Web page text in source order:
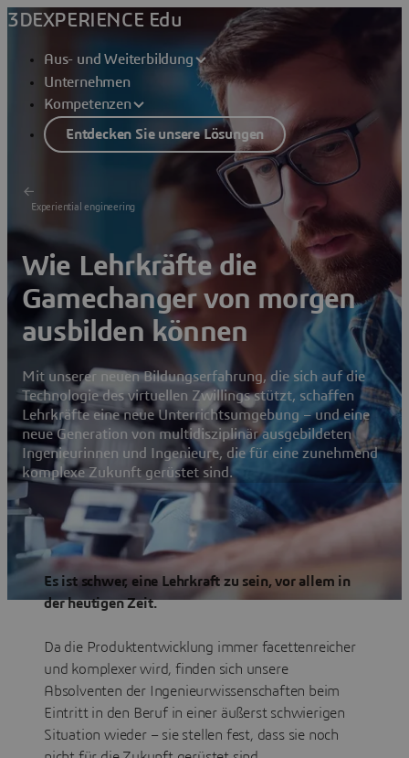
3DEXPERIENCE Edu
Aus- und Weiterbildung
Unternehmen
Kompetenzen
Entdecken Sie unsere Lösungen
Experiential engineering
Wie Lehrkräfte die
Gamechanger von morgen
ausbilden können
Mit unserer neuen Bildungserfahrung, die sich auf die
Technologie des virtuellen Zwillings stützt, schaffen
Lehrkräfte eine neue Unterrichtsumgebung – und eine
neue Generation von multidisziplinär ausgebildeten
Ingenieurinnen und Ingenieure, die für eine zunehmend
komplexe Zukunft gerüstet sind.
Es ist schwer, eine Lehrkraft zu sein, vor allem in
der heutigen Zeit.
Da die Produktentwicklung immer facettenreicher
und komplexer wird, finden sich unsere
Absolventen der Ingenieurwissenschaften beim
Eintritt in den Beruf in einer äußerst schwierigen
Situation wieder – sie stellen fest, dass sie noch